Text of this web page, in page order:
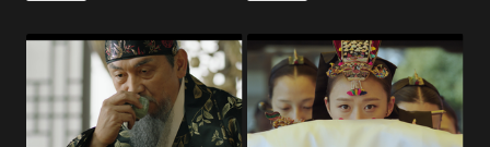
った。チョンジュンは17歳で科挙に
そんな彼を妬んでいた。ある晩、2
人は他の友人らと山に繰り出す。足
を滑らせ崖から落ちそうになったチ
ョンジュンをインギュは見捨てて去
るが、その彼を助けたのはボンリョ
ンだった…。
ョンの母バンダルが捕らえられ、ボ
使ってしまう。その力に目をつけた
朝廷の有力一族の息子キム・ビョン
ウンはボンリョンを監禁し、権力の
ために利用。5年後、役人となった
チョンジュンはボンリョンと再会す
るが…。